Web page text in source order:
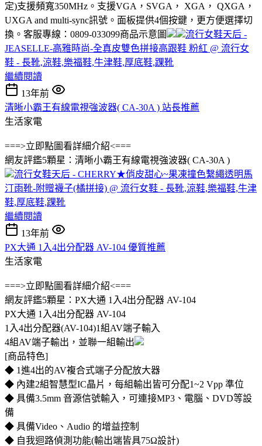
定)支援頻寬350MHz。支援VGA，SVGA， XGA， QXGA，
UXGA and multi-sync訊號。面板提供4個按鍵，更方便選擇切
換。客服專線：0809-033099商品示意圖
流行女鞋天后 -
JEASELLE-高雅時尚-全真皮雙色拼接高跟鞋 粉紅 @ 流行女
鞋 - 長靴,涼鞋,樂福鞋,牛津鞋,厚底鞋,踝靴
繼續閱讀
13年前
清晰小霸王有線電視強波器( CA-30A ) 站長推薦
生活家電
===>立即點圖看詳細介紹<===
網友評鑑5顆星：清晰小霸王有線電視強波器( CA-30A )
流行女鞋天后 - CHERRY★俏皮甜心~果凍撞色繫繩透明馬
汀雨靴-附贈襪子(橘拼接) @ 流行女鞋 - 長靴,涼鞋,樂福鞋,牛津
鞋,厚底鞋,踝靴
繼續閱讀
13年前
PX大通 1入4出分配器 AV-104 優質推薦
生活家電
===>立即點圖看詳細介紹<===
網友評鑑5顆星：PX大通 1入4出分配器 AV-104
PX大通 1入4出分配器 AV-104
1入4出分配器(AV-104)1組AV端子輸入
4組AV端子輸出，並聯一組輸出
[商品特色]
◆ 1進4出的AV複合式端子分配放大器
◆ 內建2組智慧型IC晶片，每組輸出皆可分配1~2 Vpp 準位
◆ 具備3.5mm 音源信號輸入，可連接MP3、電腦、DVD等設
備
◆ 具備Video、Audio 的增益控制
◆ 自我迴路偵測功能(輸出端皆具75Ω設計)